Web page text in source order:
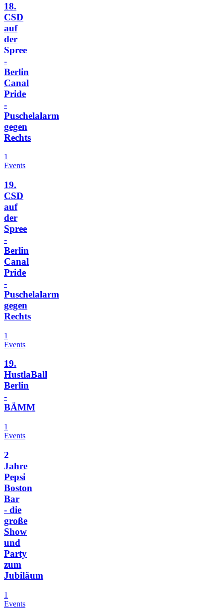
18.
CSD
auf
der
Spree
-
Berlin
Canal
Pride
-
Puschelalarm
gegen
Rechts
1
Events
19.
CSD
auf
der
Spree
-
Berlin
Canal
Pride
-
Puschelalarm
gegen
Rechts
1
Events
19.
HustlaBall
Berlin
-
BÄMM
1
Events
2
Jahre
Pepsi
Boston
Bar
- die
große
Show
und
Party
zum
Jubiläum
1
Events